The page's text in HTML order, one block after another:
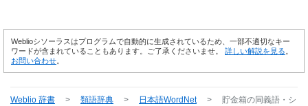
Weblioシソーラスはプログラムで自動的に生成されているため、一部不適切なキー
ワードが含まれていることもあります。ご了承くださいませ。 詳しい解説を見る。
お問い合わせ。
Weblio 辞書 > 類語辞典 > 日本語WordNet > 貯金箱の同義語・シ